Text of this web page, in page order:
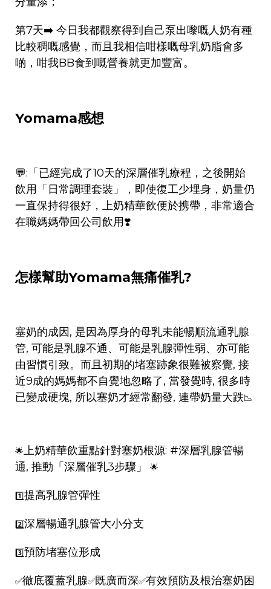
第7天➡️ 今日我都觀察得到自己泵出嚟嘅人奶有種
比較稠嘅感覺，而且我相信咁樣嘅母乳奶脂會多
啲，咁我BB食到嘅營養就更加豐富。
Yomama感想
💬:「已經完成了10天的深層催乳療程，之後開始
飲用「日常調理套裝」，即使復工少埋身，奶量仍
一直保持得很好，上奶精華飲便於携帶，非常適合
在職媽媽帶回公司飲用❣️
怎樣幫助Yomama無痛催乳?
塞奶的成因, 是因為厚身的母乳未能暢順流通乳腺
管, 可能是乳腺不通、可能是乳腺彈性弱、亦可能
由習慣引致。而且初期的堵塞跡象很難被察覺, 接
近9成的媽媽都不自覺地忽略了, 當發覺時, 很多時
已變成硬塊, 所以塞奶才經常翻發, 連帶奶量大跌📉
🌟上奶精華飲重點針對塞奶根源: #深層乳腺管暢
通, 推動「深層催乳3步驟」 🌟
1️⃣提高乳腺管彈性
2️⃣深層暢通乳腺管大小分支
3️⃣預防堵塞位形成
✅徹底覆蓋乳腺✅既廣而深✅有效預防及根治塞奶困